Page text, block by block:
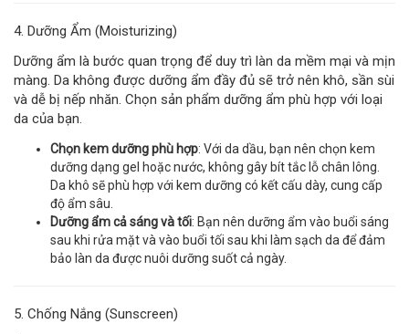
4. Dưỡng Ẩm (Moisturizing)
Dưỡng ẩm là bước quan trọng để duy trì làn da mềm mại và mịn
màng. Da không được dưỡng ẩm đầy đủ sẽ trở nên khô, sần sùi
và dễ bị nếp nhăn. Chọn sản phẩm dưỡng ẩm phù hợp với loại
da của bạn.
Chọn kem dưỡng phù hợp: Với da dầu, bạn nên chọn kem
dưỡng dạng gel hoặc nước, không gây bít tắc lỗ chân lông.
Da khô sẽ phù hợp với kem dưỡng có kết cấu dày, cung cấp
độ ẩm sâu.
Dưỡng ẩm cả sáng và tối: Bạn nên dưỡng ẩm vào buổi sáng
sau khi rửa mặt và vào buổi tối sau khi làm sạch da để đảm
bảo làn da được nuôi dưỡng suốt cả ngày.
5. Chống Nắng (Sunscreen)